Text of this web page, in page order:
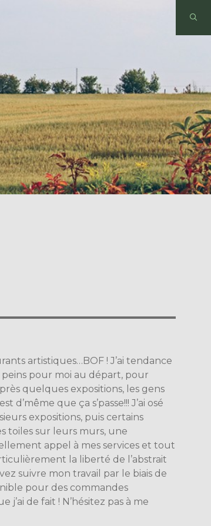
artistiques…BOF ! J’ai tendance
pour moi au départ, pour
quelques expositions, les gens
d’même que ça s’passe!!! J’ai osé
expositions, puis certains
toiles sur leurs murs, une
appel à mes services et tout
la liberté de l’abstrait
suivre mon travail par le biais de
pour des commandes
de fait ! N’hésitez pas à me